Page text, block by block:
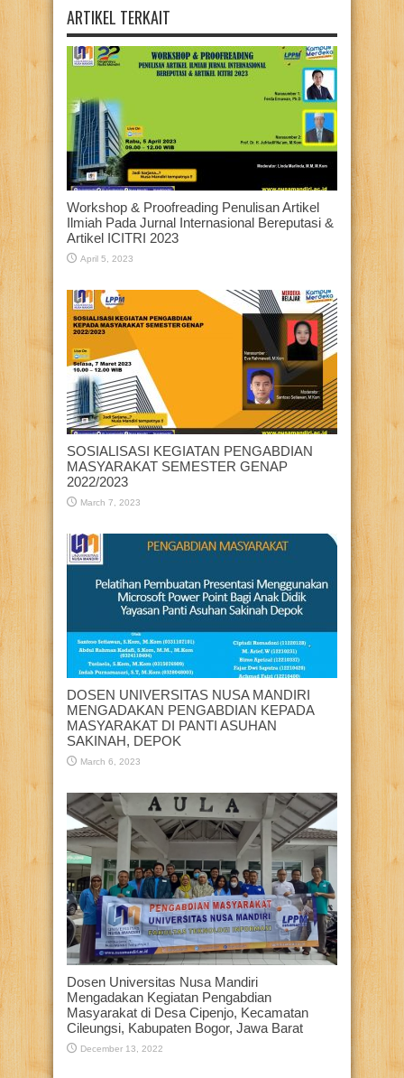
ARTIKEL TERKAIT
Workshop & Proofreading Penulisan Artikel
Ilmiah Pada Jurnal Internasional Bereputasi &
Artikel ICITRI 2023
April 5, 2023
SOSIALISASI KEGIATAN PENGABDIAN
MASYARAKAT SEMESTER GENAP
2022/2023
March 7, 2023
DOSEN UNIVERSITAS NUSA MANDIRI
MENGADAKAN PENGABDIAN KEPADA
MASYARAKAT DI PANTI ASUHAN
SAKINAH, DEPOK
March 6, 2023
Dosen Universitas Nusa Mandiri
Mengadakan Kegiatan Pengabdian
Masyarakat di Desa Cipenjo, Kecamatan
Cileungsi, Kabupaten Bogor, Jawa Barat
December 13, 2022